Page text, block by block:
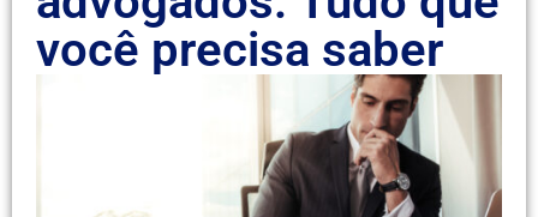
você precisa saber